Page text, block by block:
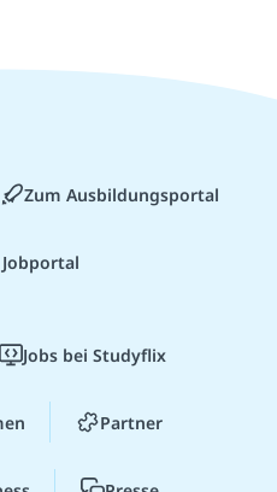
Zum Ausbildungsportal
Jobs bei Studyflix
Partner